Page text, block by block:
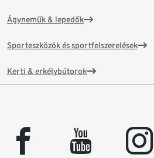
Ágyneműk & lepedők
Sporteszközök és sportfelszerelések
Kerti & erkélybútorok
facebook youtube instagram